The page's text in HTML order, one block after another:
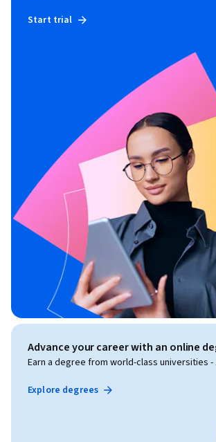
Start trial
Advance your career with an online
Earn a degree from world-class universities -
Explore degrees